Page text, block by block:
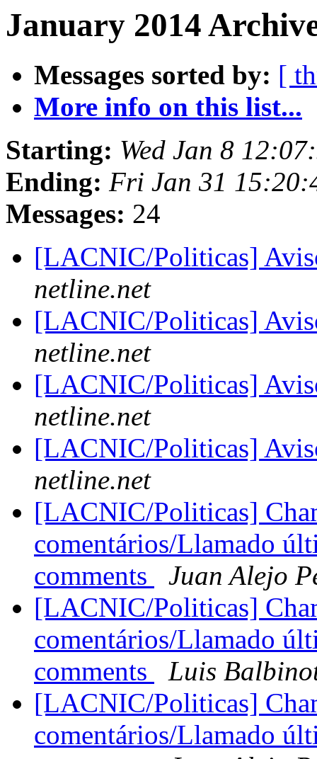
January 2014
Messages sorted by: [
More info on this list...
Starting: Wed Jan 8
Ending: Fri Jan 31
Messages: 24
[LACNIC/Politicas]
netline.net
[LACNIC/Politicas]
netline.net
[LACNIC/Politicas]
netline.net
[LACNIC/Politicas]
netline.net
[LACNIC/Politicas]
comentários/Llamado
comments
Juan Alejo
[LACNIC/Politicas]
comentários/Llamado
comments
Luis
[LACNIC/Politicas]
comentários/Llamado